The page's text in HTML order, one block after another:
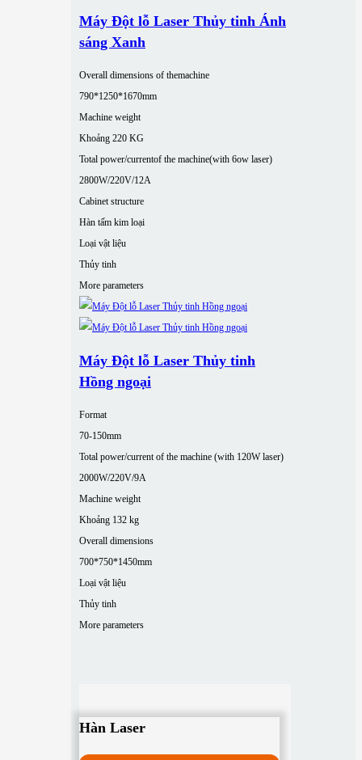
Máy Đột lỗ Laser Thủy tinh Ánh
sáng Xanh
Overall dimensions of themachine
790*1250*1670mm
Machine weight
Khoảng 220 KG
Total power/currentof the machine(with 6ow laser)
2800W/220V/12A
Cabinet structure
Hàn tấm kim loại
Loại vật liệu
Thủy tinh
More parameters
Máy Đột lỗ Laser Thủy tinh
Hồng ngoại
Format
70-150mm
Total power/current of the machine (with 120W laser)
2000W/220V/9A
Machine weight
Khoảng 132 kg
Overall dimensions
700*750*1450mm
Loại vật liệu
Thủy tinh
More parameters
Hàn Laser